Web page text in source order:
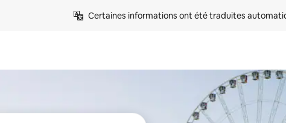
Certaines informations ont été traduites